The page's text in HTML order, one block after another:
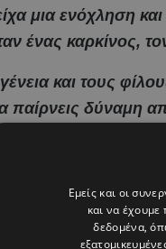
μια ενόχληση
ένας καρκίνος,
και τους
παίρνεις δύναμη
να είμαι
Αφέθηκα
»,
Εμείς και οι
και να
δεδομένα,